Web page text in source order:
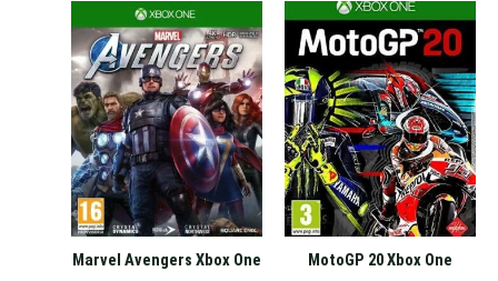
Marvel Avengers Xbox One MotoGP 20 Xbox One